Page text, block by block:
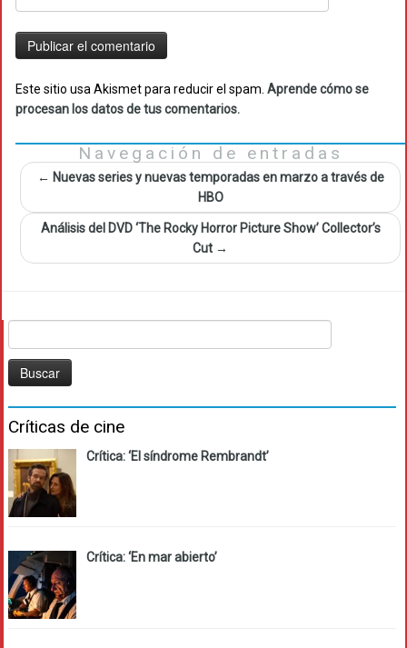
Este sitio usa Akismet para reducir el spam. Aprende cómo se
procesan los datos de tus comentarios.
Navegación de entradas
← Nuevas series y nuevas temporadas en marzo a través de
HBO
Análisis del DVD ‘The Rocky Horror Picture Show’ Collector’s
Cut →
Críticas de cine
Crítica: ‘El síndrome Rembrandt’
Crítica: ‘En mar abierto’